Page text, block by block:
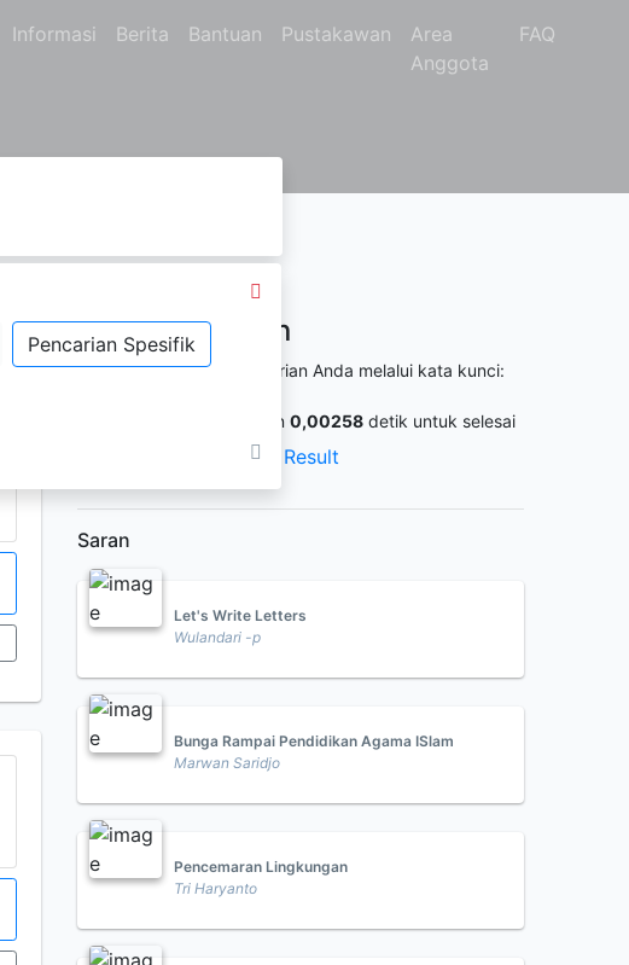
Informasi Berita Bantuan Pustakawan
Area
Anggota
FAQ
Pencarian Spesifik
Hasil Pencarian
Ditemukan90dari pencarian Anda melalui kata kunci:
Permintaan membutuhkan 0,00258 detik untuk selesai
JSON Result
Saran
Let's Write Letters
Wulandari -p
Bunga Rampai Pendidikan Agama ISlam
Marwan Saridjo
Pencemaran Lingkungan
Tri Haryanto